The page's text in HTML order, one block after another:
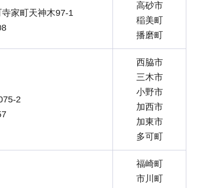
家町天神木97-1
高砂市
稲美町
播磨町
2
西脇市
三木市
小野市
加西市
加東市
多可町
福崎町
市川町